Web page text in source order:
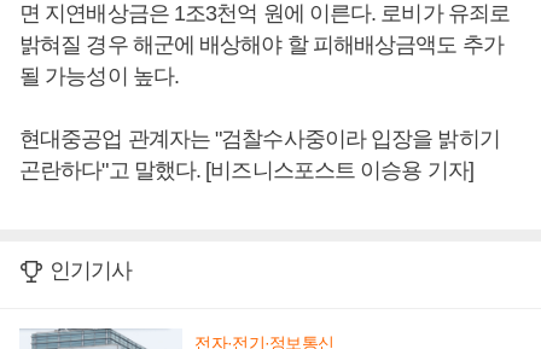
면 지연배상금은 1조3천억 원에 이른다. 로비가 유죄로
밝혀질 경우 해군에 배상해야 할 피해배상금액도 추가
될 가능성이 높다.
현대중공업 관계자는 "검찰수사중이라 입장을 밝히기
곤란하다"고 말했다. [비즈니스포스트 이승용 기자]
인기기사
전자·전기·정보통신